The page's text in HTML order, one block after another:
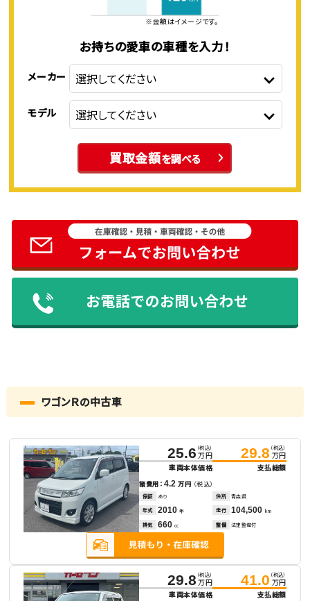
※金額はイメージです。
お持ちの愛車の車種を入力！
メーカー
モデル
買取金額を調べる
ワゴンＲの中古車
25.6 （税込）
万円
車両本体価格
29.8 （税込）
万円
支払総額
諸費用：4.2万円 （税込）
保証 あり 住所 青森県
年式 2010 年 走行 104,500 km
排気 660 cc 整備 法定整備付
29.8 （税込）
万円
車両本体価格
41.0 （税込）
万円
支払総額